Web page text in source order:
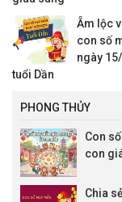
Ẵm lộc
con số
ngày
tuổi Dần
PHONG THỦY
Con
con
Chia